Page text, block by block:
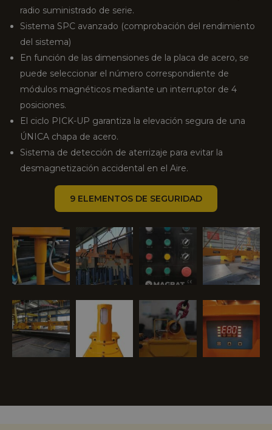
radio suministrado de serie.
Sistema SPC avanzado (comprobación del rendimiento
del sistema)
En función de las dimensiones de la placa de acero, se
puede seleccionar el número correspondiente de
módulos magnéticos mediante un interruptor de 4
posiciones.
El ciclo PICK-UP garantiza la elevación segura de una
ÚNICA chapa de acero.
Sistema de detección de aterrizaje para evitar la
desmagnetización accidental en el Aire.
9 ELEMENTOS DE SEGURIDAD